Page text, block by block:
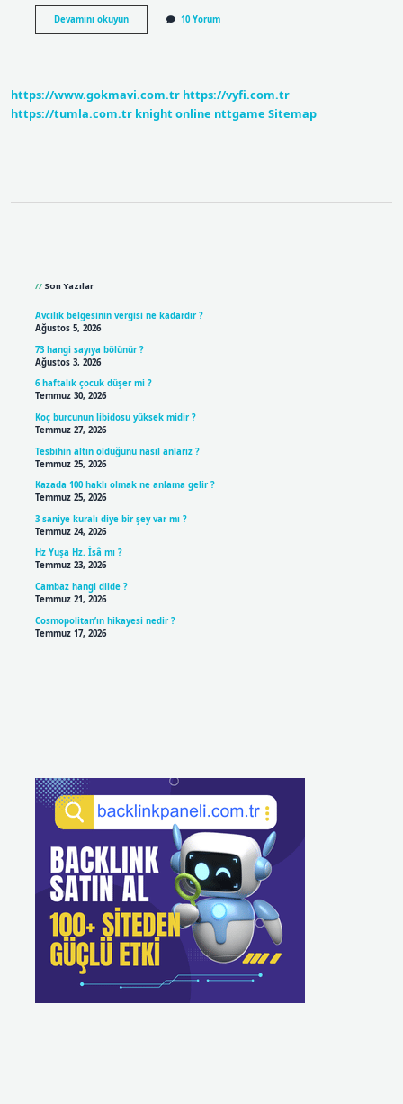
Devamını okuyunSünger
Adı
10 Yorum
https://www.gokmavi.com.tr https://vyfi.com.tr
https://tumla.com.tr knight online nttgame Sitemap
Son Yazılar
Avcılık belgesinin vergisi ne kadardır ?
Ağustos 5, 2026
73 hangi sayıya bölünür ?
Ağustos 3, 2026
6 haftalık çocuk düşer mi ?
Temmuz 30, 2026
Koç burcunun libidosu yüksek midir ?
Temmuz 27, 2026
Tesbihin altın olduğunu nasıl anlarız ?
Temmuz 25, 2026
Kazada 100 haklı olmak ne anlama gelir ?
Temmuz 25, 2026
3 saniye kuralı diye bir şey var mı ?
Temmuz 24, 2026
Hz Yuşa Hz. Îsâ mı ?
Temmuz 23, 2026
Cambaz hangi dilde ?
Temmuz 21, 2026
Cosmopolitan’ın hikayesi nedir ?
Temmuz 17, 2026